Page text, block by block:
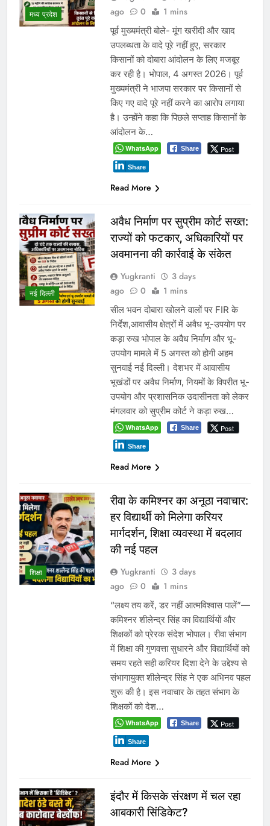
मध्य प्रदेश
ago
0 1 mins
पूर्व मुख्यमंत्री बोले- मूंग खरीदी और खाद
उपलब्धता के वादे पूरे नहीं हुए, सरकार
किसानों को दोबारा आंदोलन के लिए मजबूर
कर रही है। भोपाल, 4 अगस्त 2026। पूर्व
मुख्यमंत्री ने भाजपा सरकार पर किसानों से
किए गए वादे पूरे नहीं करने का आरोप लगाया
है। उन्होंने कहा कि पिछले सप्ताह किसानों के
आंदोलन के…
WhatsApp Share Post
Share
Read More
नई दिल्ली
अवैध निर्माण पर सुप्रीम कोर्ट सख्त:
राज्यों को फटकार, अधिकारियों पर
अवमानना की कार्रवाई के संकेत
Yugkranti
3 days
ago
0 1 mins
सील भवन दोबारा खोलने वालों पर FIR के
निर्देश,आवासीय क्षेत्रों में अवैध भू-उपयोग पर
कड़ा रुख भोपाल के अवैध निर्माण और भू-
उपयोग मामले में 5 अगस्त को होगी अहम
सुनवाई नई दिल्ली। देशभर में आवासीय
भूखंडों पर अवैध निर्माण, नियमों के विपरीत भू-
उपयोग और प्रशासनिक उदासीनता को लेकर
मंगलवार को सुप्रीम कोर्ट ने कड़ा रुख…
WhatsApp Share Post
Share
Read More
शिक्षा
रीवा के कमिश्नर का अनूठा नवाचार:
हर विद्यार्थी को मिलेगा करियर
मार्गदर्शन, शिक्षा व्यवस्था में बदलाव
की नई पहल
Yugkranti
3 days
ago
0 1 mins
“लक्ष्य तय करें, डर नहीं आत्मविश्वास पालें”—
कमिश्नर शीलेन्द्र सिंह का विद्यार्थियों और
शिक्षकों को प्रेरक संदेश भोपाल। रीवा संभाग
में शिक्षा की गुणवत्ता सुधारने और विद्यार्थियों को
समय रहते सही करियर दिशा देने के उद्देश्य से
संभागायुक्त शीलेन्द्र सिंह ने एक अभिनव पहल
शुरू की है। इस नवाचार के तहत संभाग के
शिक्षकों को देश…
WhatsApp Share Post
Share
Read More
इंदौर में किसके संरक्षण में चल रहा
आबकारी सिंडिकेट?